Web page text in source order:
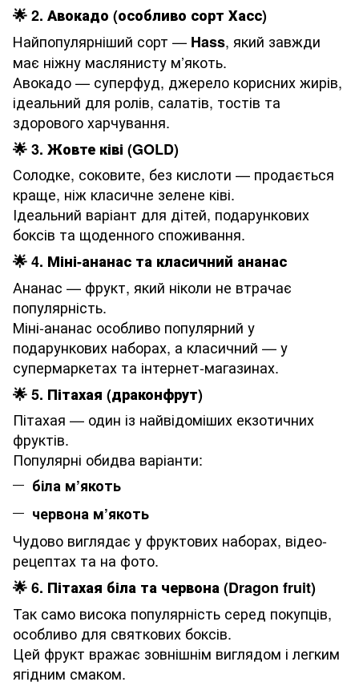
🌟2. Авокадо (особливо сорт Хасс)
Найпопулярніший сорт — Hass, який завжди
має ніжну маслянисту м’якоть.
Авокадо — суперфуд, джерело корисних жирів,
ідеальний для ролів, салатів, тостів та
здорового харчування.
🌟3. Жовте ківі (GOLD)
Солодке, соковите, без кислоти — продається
краще, ніж класичне зелене ківі.
Ідеальний варіант для дітей, подарункових
боксів та щоденного споживання.
🌟4. Міні-ананас та класичний ананас
Ананас — фрукт, який ніколи не втрачає
популярність.
Міні-ананас особливо популярний у
подарункових наборах, а класичний — у
супермаркетах та інтернет-магазинах.
🌟5. Пітахая (драконфрут)
Пітахая — один із найвідоміших екзотичних
фруктів.
Популярні обидва варіанти:
біла м’якоть
червона м’якоть
Чудово виглядає у фруктових наборах, відео-
рецептах та на фото.
🌟6. Пітахая біла та червона (Dragon fruit)
Так само висока популярність серед покупців,
особливо для святкових боксів.
Цей фрукт вражає зовнішнім виглядом і легким
ягідним смаком.